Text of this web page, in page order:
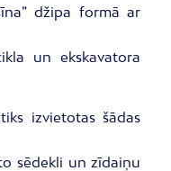
džipa formā ar
un ekskavatora
izvietotas šādas
sēdekli un zīdaiņu